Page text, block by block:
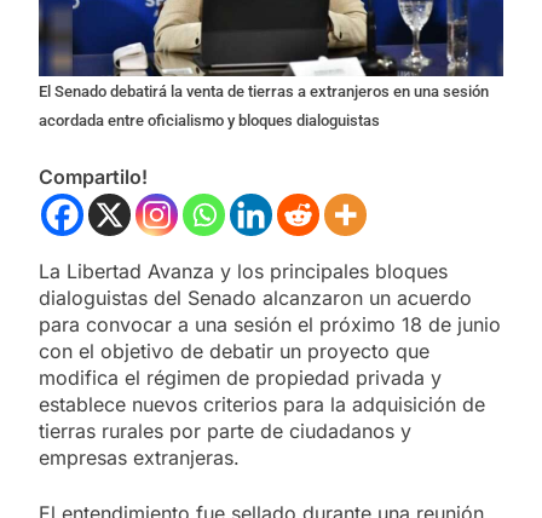
El Senado debatirá la venta de tierras a extranjeros en una sesión
acordada entre oficialismo y bloques dialoguistas
Compartilo!
La Libertad Avanza y los principales bloques
dialoguistas del Senado alcanzaron un acuerdo
para convocar a una sesión el próximo 18 de junio
con el objetivo de debatir un proyecto que
modifica el régimen de propiedad privada y
establece nuevos criterios para la adquisición de
tierras rurales por parte de ciudadanos y
empresas extranjeras.
El entendimiento fue sellado durante una reunión